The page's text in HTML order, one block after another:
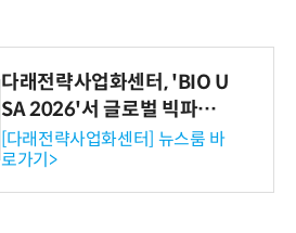
다래전략사업화센터, 'BIO U
SA 2026'서 글로벌 빅파마
와의 비즈니스 미팅 지원…K
-바이오 해외 진출 교두보 확
보
[다래전략사업화센터] 뉴스룸 바
로가기>